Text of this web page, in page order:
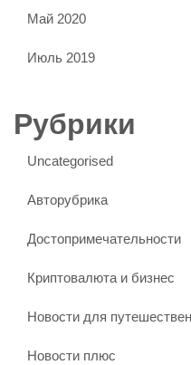
Май 2020
Июль 2019
Рубрики
Uncategorised
Авторубрика
Достопримечательности
Криптовалюта и бизнес
Новости для
Новости плюс